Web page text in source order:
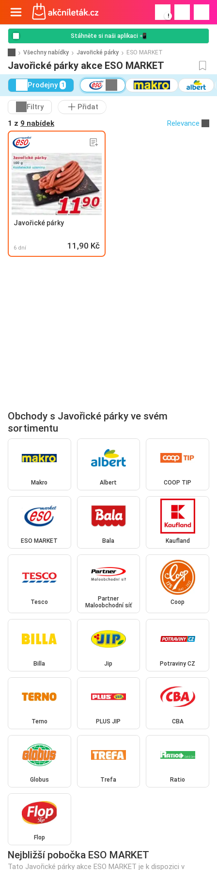
!
Stáhněte si naši aplikaci 📲
Všechny nabídky Javořické párky ESO MARKET
Javořické párky akce ESO MARKET
Prodejny 1
Filtry
Přidat
1 z 9 nabídek Relevance
Javořické párky
6 dní 11,90 Kč
Obchody s Javořické párky ve svém
sortimentu
Makro Albert COOP TIP
ESO MARKET Bala Kaufland
Tesco
Partner
Maloobchodní síť
Coop
Billa Jip Potraviny CZ
Terno PLUS JIP CBA
Globus Trefa Ratio
Flop
Nejbližší pobočka ESO MARKET
Tato Javořické párky akce ESO MARKET je k dispozici v